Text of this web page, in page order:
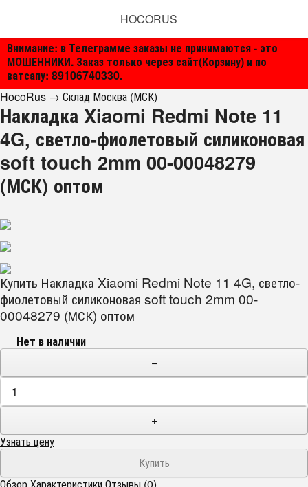
Внимание: в Телеграмме заказы не принимаются - это
МОШЕННИКИ. Заказ только через сайт(Корзину) и по
ватсапу: 89106740330.
HOCORUS
HocoRus → Склад Москва (МСК)
Накладка Xiaomi Redmi Note 11
4G, светло-фиолетовый силиконовая
soft touch 2mm 00-00048279
(МСК) оптом
Купить Накладка Xiaomi Redmi Note 11 4G, светло-
фиолетовый силиконовая soft touch 2mm 00-
00048279 (МСК) оптом
Нет в наличии
−
+
Узнать цену